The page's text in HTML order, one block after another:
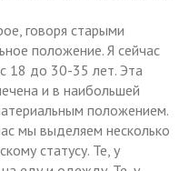
говоря старыми
положение. Я сейчас
18 до 30-35 лет. Эта
и в наибольшей
положением.
мы выделяем несколько
статусу. Те, у